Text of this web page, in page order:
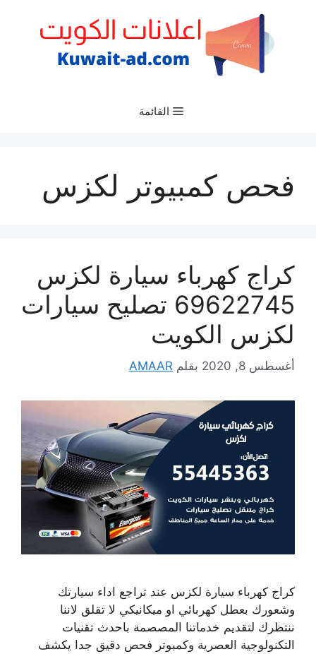
القائمة
فحص كمبيوتر لكزس
كراج كهرباء سيارة لكزس
69622745 تصليح سيارات
لكزس الكويت
أغسطس 8, 2020 بقلم AMAAR
كراج كهرباء سيارة لكزس عند تراجع اداء سيارتك
وشعورك بعطل كهربائي او ميكانيكي لا تقلق لاننا
ننتظرك لتقديم خدماتنا المصصمة باحدث تقنيات
التكنولوجية العصرية وكمبوتر فحص دقيق جدا يكشف